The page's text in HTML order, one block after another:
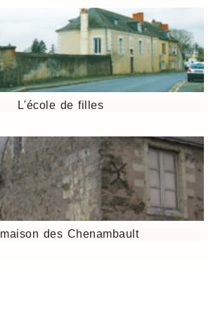
L'école de filles
des Chenambault